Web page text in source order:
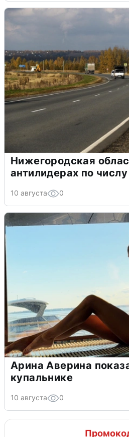
Нижегородская
антилидерах по
10 августа 0
Арина Аверина
купальнике
10 августа 0